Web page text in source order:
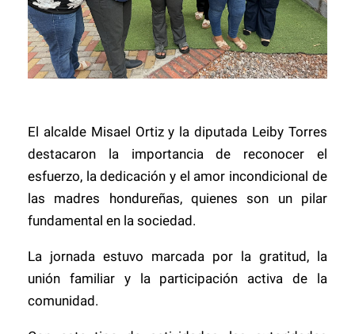
El alcalde Misael Ortiz y la diputada Leiby Torres
destacaron la importancia de reconocer el
esfuerzo, la dedicación y el amor incondicional de
las madres hondureñas, quienes son un pilar
fundamental en la sociedad.
La jornada estuvo marcada por la gratitud, la
unión familiar y la participación activa de la
comunidad.